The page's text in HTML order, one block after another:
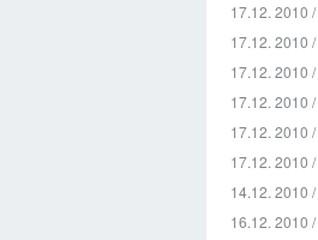
17.12. 2010 /
17.12. 2010 /
17.12. 2010 /
17.12. 2010 /
17.12. 2010 /
17.12. 2010 /
14.12. 2010 /
16.12. 2010 /